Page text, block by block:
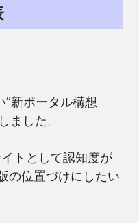
”新ポータル構想
ました。
トとして認知度が
の位置づけにしたい